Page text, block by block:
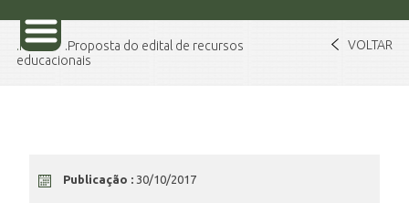
ENSINO
Home
Proposta do edital de recursos
educacionais
VOLTAR
Publicação : 30/10/2017